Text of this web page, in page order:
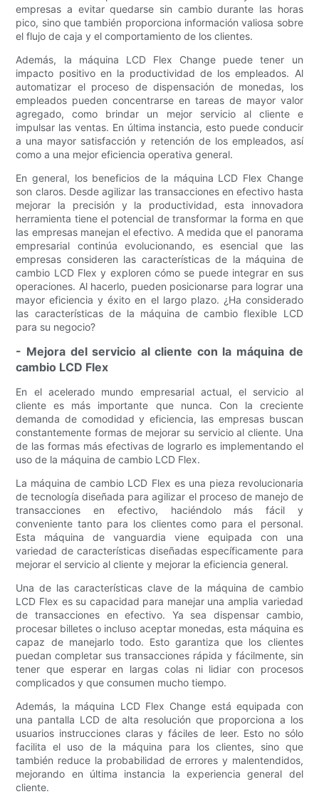
empresas a evitar quedarse sin cambio durante las horas
pico, sino que también proporciona información valiosa sobre
el flujo de caja y el comportamiento de los clientes.
Además, la máquina LCD Flex Change puede tener un
impacto positivo en la productividad de los empleados. Al
automatizar el proceso de dispensación de monedas, los
empleados pueden concentrarse en tareas de mayor valor
agregado, como brindar un mejor servicio al cliente e
impulsar las ventas. En última instancia, esto puede conducir
a una mayor satisfacción y retención de los empleados, así
como a una mejor eficiencia operativa general.
En general, los beneficios de la máquina LCD Flex Change
son claros. Desde agilizar las transacciones en efectivo hasta
mejorar la precisión y la productividad, esta innovadora
herramienta tiene el potencial de transformar la forma en que
las empresas manejan el efectivo. A medida que el panorama
empresarial continúa evolucionando, es esencial que las
empresas consideren las características de la máquina de
cambio LCD Flex y exploren cómo se puede integrar en sus
operaciones. Al hacerlo, pueden posicionarse para lograr una
mayor eficiencia y éxito en el largo plazo. ¿Ha considerado
las características de la máquina de cambio flexible LCD
para su negocio?
- Mejora del servicio al cliente con la máquina de
cambio LCD Flex
En el acelerado mundo empresarial actual, el servicio al
cliente es más importante que nunca. Con la creciente
demanda de comodidad y eficiencia, las empresas buscan
constantemente formas de mejorar su servicio al cliente. Una
de las formas más efectivas de lograrlo es implementando el
uso de la máquina de cambio LCD Flex.
La máquina de cambio LCD Flex es una pieza revolucionaria
de tecnología diseñada para agilizar el proceso de manejo de
transacciones en efectivo, haciéndolo más fácil y
conveniente tanto para los clientes como para el personal.
Esta máquina de vanguardia viene equipada con una
variedad de características diseñadas específicamente para
mejorar el servicio al cliente y mejorar la eficiencia general.
Una de las características clave de la máquina de cambio
LCD Flex es su capacidad para manejar una amplia variedad
de transacciones en efectivo. Ya sea dispensar cambio,
procesar billetes o incluso aceptar monedas, esta máquina es
capaz de manejarlo todo. Esto garantiza que los clientes
puedan completar sus transacciones rápida y fácilmente, sin
tener que esperar en largas colas ni lidiar con procesos
complicados y que consumen mucho tiempo.
Además, la máquina LCD Flex Change está equipada con
una pantalla LCD de alta resolución que proporciona a los
usuarios instrucciones claras y fáciles de leer. Esto no sólo
facilita el uso de la máquina para los clientes, sino que
también reduce la probabilidad de errores y malentendidos,
mejorando en última instancia la experiencia general del
cliente.